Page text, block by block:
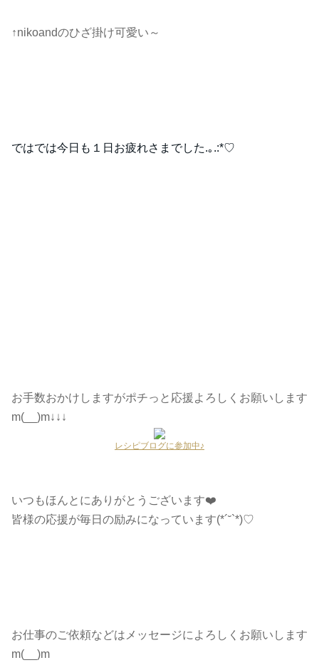
↑nikoandのひざ掛け可愛い～
ではでは今日も１日お疲れさまでした.｡.:*♡
お手数おかけしますがポチっと応援よろしくお願いします
m(__)m↓↓↓
レシピブログに参加中♪
いつもほんとにありがとうございます❤️
皆様の応援が毎日の励みになっています(*´˘`*)♡
お仕事のご依頼などはメッセージによろしくお願いします
m(__)m